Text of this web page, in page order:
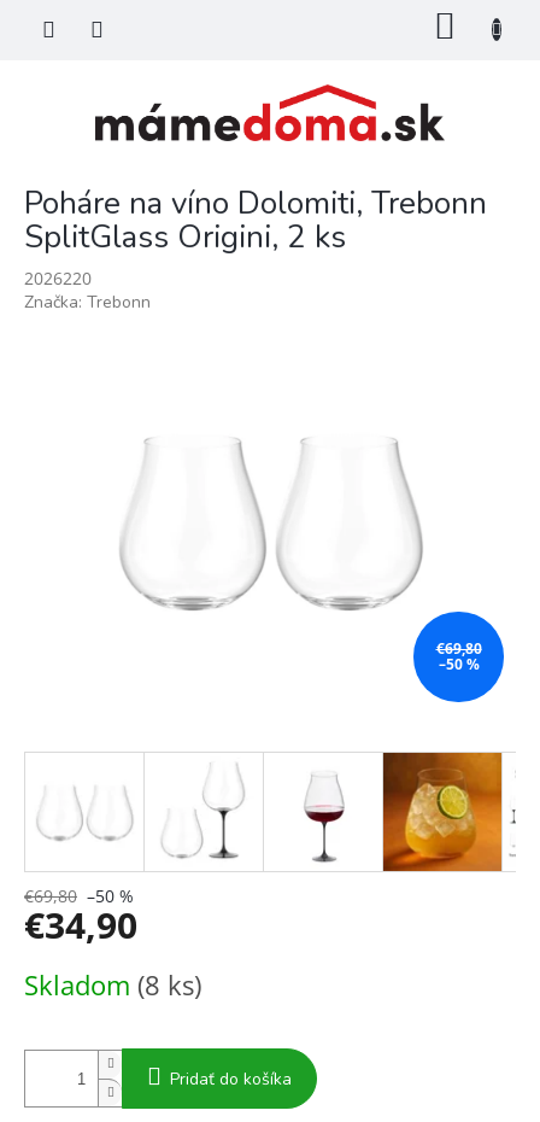
Poháre na víno Dolomiti, Trebonn
SplitGlass Origini, 2 ks
2026220
Značka: Trebonn
€69,80
–50 %
€69,80 –50 %
€34,90
cena:
Skladom (8 ks)
Pridať do košíka